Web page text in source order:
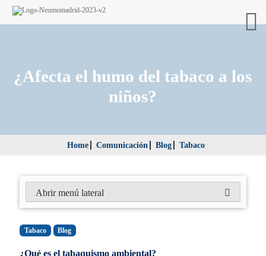
¿Afecta el humo del tabaco a los
niños?
Home Comunicación Blog Tabaco
Tabaco Blog
¿Qué es el tabaquismo ambiental?
Abrir menú lateral